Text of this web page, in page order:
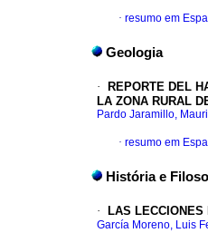
· resumo em
Geologia
· REPORTE DEL
LA ZONA RURAL
Pardo Jaramillo,
· resumo em
História e
· LAS
García Moreno, Luis